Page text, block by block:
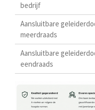
bedrijf
Aansluitbare
meerdraads
Aansluitbare
eendraads